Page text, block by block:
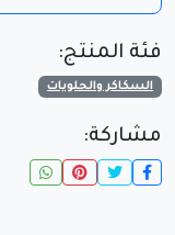
فئة المنتج:
السكاكر والحلويات
مشاركة: